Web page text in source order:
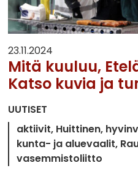
23.11.2024
Mitä kuuluu,
Katso kuvia ja
UUTISET
aktiivit Huittinen
kunta- ja aluevaalit
vasemmistoliitto